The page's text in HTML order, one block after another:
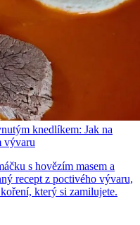
knedlíkem: Jak na
vývaru
s hovězím masem a
recept z poctivého vývaru,
který si zamilujete.